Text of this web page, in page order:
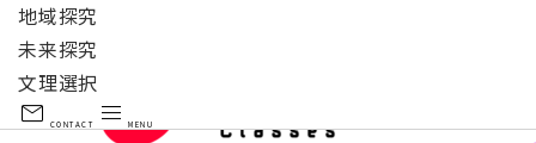
地域探究
未来探究
文理選択
mail CONTACT menu MENU